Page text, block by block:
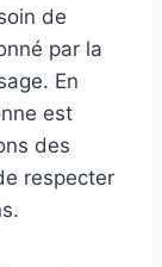
de
par la
En
est
des
respecter